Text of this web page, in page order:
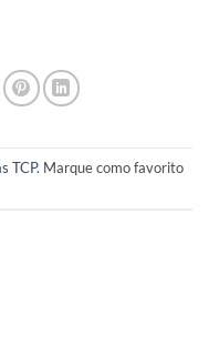
TCP. Marque como favorito